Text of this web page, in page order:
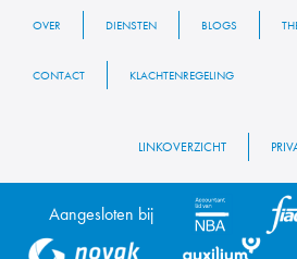
OVER DIENSTEN BLOGS
CONTACT KLACHTENREGELING
LINKOVERZICHT
Aangesloten bij